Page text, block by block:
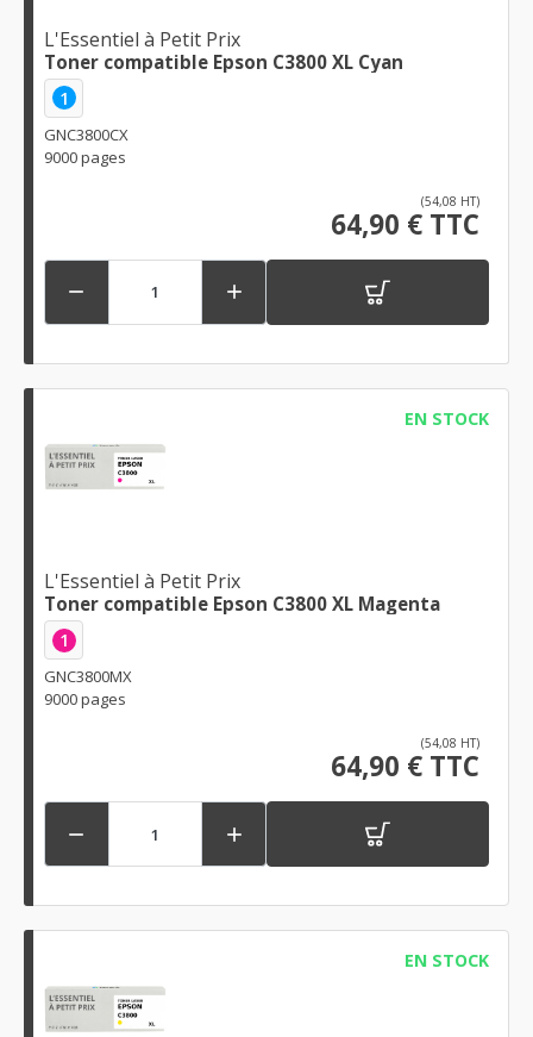
L'Essentiel à Petit Prix
Toner compatible Epson C3800 XL Cyan
1
GNC3800CX
9000 pages
(54,08 HT)
64,90 € TTC
 
EN STOCK
L'Essentiel à Petit Prix
Toner compatible Epson C3800 XL Magenta
1
GNC3800MX
9000 pages
(54,08 HT)
64,90 € TTC
 
EN STOCK